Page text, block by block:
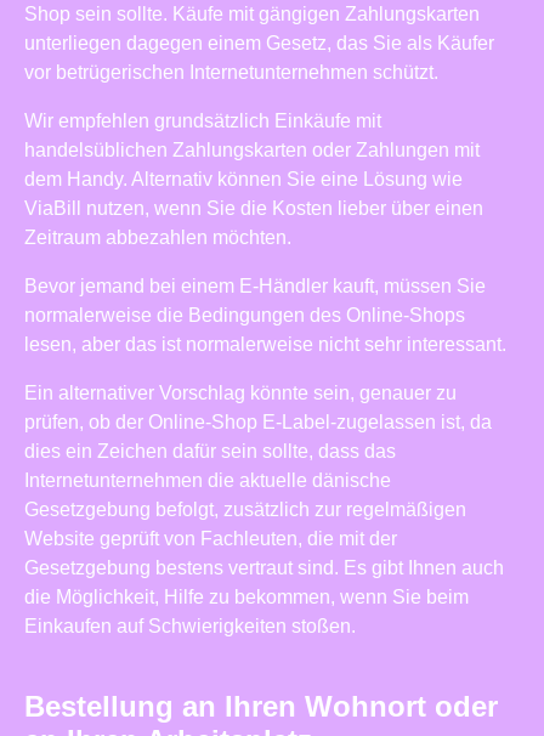
Shop sein sollte. Käufe mit gängigen Zahlungskarten
unterliegen dagegen einem Gesetz, das Sie als Käufer
vor betrügerischen Internetunternehmen schützt.
Wir empfehlen grundsätzlich Einkäufe mit
handelsüblichen Zahlungskarten oder Zahlungen mit
dem Handy. Alternativ können Sie eine Lösung wie
ViaBill nutzen, wenn Sie die Kosten lieber über einen
Zeitraum abbezahlen möchten.
Bevor jemand bei einem E-Händler kauft, müssen Sie
normalerweise die Bedingungen des Online-Shops
lesen, aber das ist normalerweise nicht sehr interessant.
Ein alternativer Vorschlag könnte sein, genauer zu
prüfen, ob der Online-Shop E-Label-zugelassen ist, da
dies ein Zeichen dafür sein sollte, dass das
Internetunternehmen die aktuelle dänische
Gesetzgebung befolgt, zusätzlich zur regelmäßigen
Website geprüft von Fachleuten, die mit der
Gesetzgebung bestens vertraut sind. Es gibt Ihnen auch
die Möglichkeit, Hilfe zu bekommen, wenn Sie beim
Einkaufen auf Schwierigkeiten stoßen.
Bestellung an Ihren Wohnort oder